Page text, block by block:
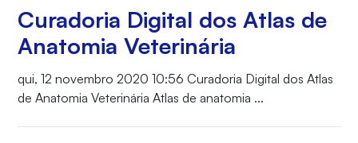
Curadoria Digital dos Atlas de
Anatomia Veterinária
qui, 12 novembro 2020 10:56 Curadoria Digital dos Atlas
de Anatomia Veterinária Atlas de anatomia ...